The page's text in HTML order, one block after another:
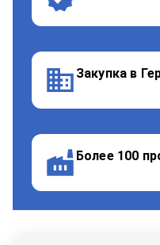
Закупка в
Более 100